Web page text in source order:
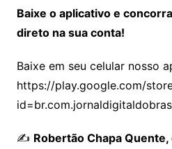
Baixe o aplicativo e
direto na sua conta!
Baixe em seu celular nosso
https://play.google.com/
✍️ Robertão Chapa